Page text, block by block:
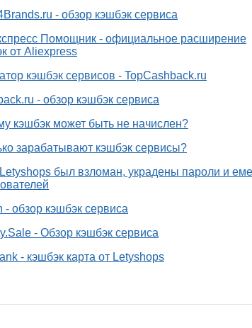
- обзор кэшбэк сервиса
Помощник - официальное расширение
от Aliexpress
кэшбэк сервисов - TopCashback.ru
- обзор кэшбэк сервиса
кэшбэк может быть не начислен?
зарабатывают кэшбэк сервисы?
был взломан, украдены пароли и
- обзор кэшбэк сервиса
- Обзор кэшбэк сервиса
- кэшбэк карта от Letyshops